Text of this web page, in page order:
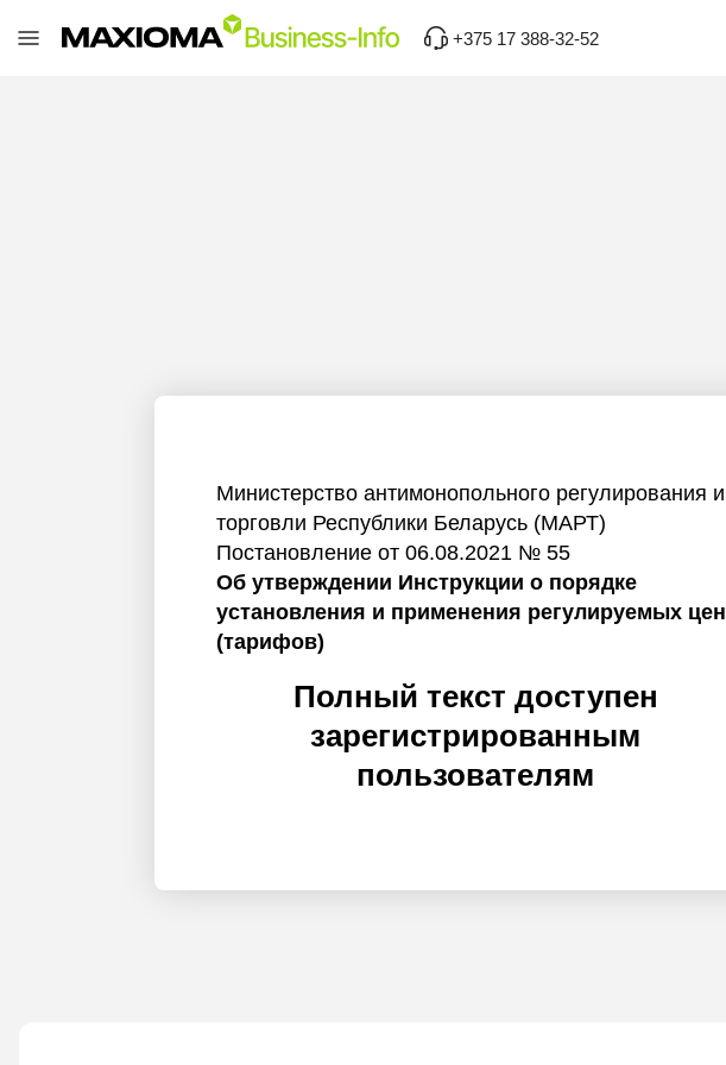
+375 17 388-32-52
Министерство антимонопольного регулирования и
торговли Республики Беларусь (МАРТ)
Постановление от 06.08.2021 № 55
Об утверждении Инструкции о порядке
установления и применения регулируемых цен
(тарифов)
Полный текст доступен
зарегистрированным
пользователям